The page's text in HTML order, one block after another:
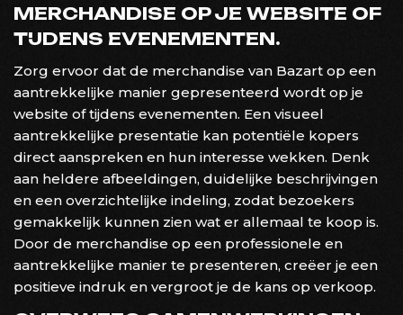
MERCHANDISE OP JE WEBSITE OF
TIJDENS EVENEMENTEN.
Zorg ervoor dat de merchandise van Bazart op een
aantrekkelijke manier gepresenteerd wordt op je
website of tijdens evenementen. Een visueel
aantrekkelijke presentatie kan potentiële kopers
direct aanspreken en hun interesse wekken. Denk
aan heldere afbeeldingen, duidelijke beschrijvingen
en een overzichtelijke indeling, zodat bezoekers
gemakkelijk kunnen zien wat er allemaal te koop is.
Door de merchandise op een professionele en
aantrekkelijke manier te presenteren, creëer je een
positieve indruk en vergroot je de kans op verkoop.